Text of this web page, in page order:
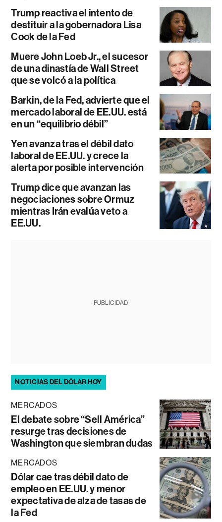
Trump reactiva el intento de
destituir a la gobernadora Lisa
Cook de la Fed
Muere John Loeb Jr., el sucesor
de una dinastía de Wall Street
que se volcó a la política
Barkin, de la Fed, advierte que el
mercado laboral de EE.UU. está
en un “equilibrio débil”
Yen avanza tras el débil dato
laboral de EE.UU. y crece la
alerta por posible intervención
Trump dice que avanzan las
negociaciones sobre Ormuz
mientras Irán evalúa veto a
EE.UU.
PUBLICIDAD
NOTICIAS DEL DÓLAR HOY
MERCADOS
El debate sobre “Sell América”
resurge tras decisiones de
Washington que siembran dudas
MERCADOS
Dólar cae tras débil dato de
empleo en EE.UU. y menor
expectativa de alza de tasas de
la Fed